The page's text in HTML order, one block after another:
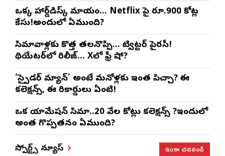
ఒక్క హార్డ్‌డిస్క్ మాయం… Netflix పై రూ.900 కోట్ల
కేసు!అందులో ఏముంది?
సినిమావాళ్లకు కొత్త తలనొప్పి… ట్విట్టర్ పైరసీ!
థియేటర్‌లో రిలీజ్… Xలో ఫ్రీ షో?
‘స్పైడర్ మ్యాన్’ అంటే మనోళ్లకు ఇంత పిచ్చా? ఈ
కలెక్షన్స్, ఈ రికార్డులు ఏంటి!
ఒక యానిమేషన్ సినిమా..20 వేల కోట్లు కలెక్షన్స్ ?ఇందులో
అంత గొప్పతనం ఏముంది?
స్పోర్ట్స్ న్యూస్ ఇంకా చదవండి